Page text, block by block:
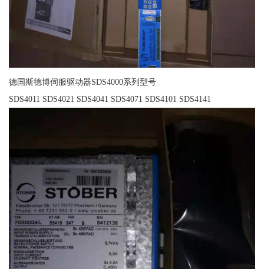
德国斯德博伺服驱动器SDS4000系列型号
SDS4011 SDS4021 SDS4041 SDS4071 SDS4101 SDS4141